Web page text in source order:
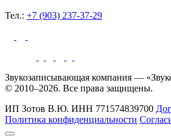
Тел.: +7 (903) 237-37-29
Звукозаписывающая компания —
© 2010–2026. Все права защищены.
ИП Зотов В.Ю. ИНН 771574839700
Политика конфиденциальности